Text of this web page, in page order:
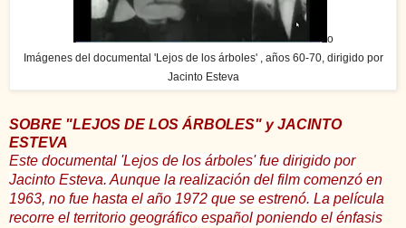
o
Imágenes del documental 'Lejos de los árboles' , años 60-70, dirigido por
Jacinto Esteva
SOBRE "LEJOS DE LOS ÁRBOLES" y JACINTO
ESTEVA
Este documental 'Lejos de los árboles' fue dirigido por
Jacinto Esteva. Aunque la realización del film comenzó en
1963, no fue hasta el año 1972 que se estrenó. La película
recorre el territorio geográfico español poniendo el énfasis